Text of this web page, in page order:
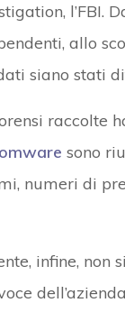
l’FBI.
allo
siano stati
raccolte
sono
numeri di
infine,